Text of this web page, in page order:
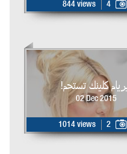
844 views
4
كلينك تستحم!
02 Dec 2015
1014 views 2